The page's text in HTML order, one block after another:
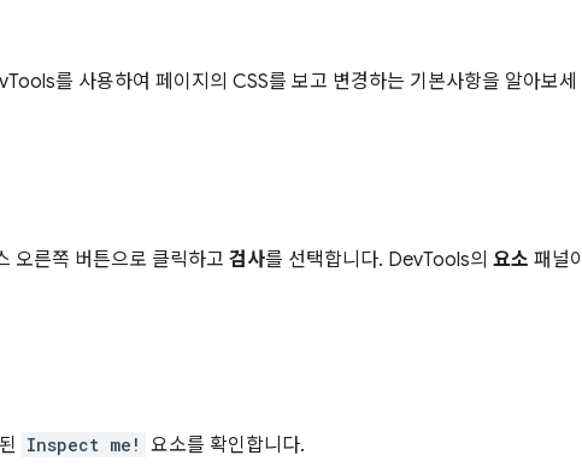
를 사용하여 페이지의 CSS를 보고 변경하는 기본사항을 알아보세
오른쪽 버튼으로 클릭하고 검사를 선택합니다. DevTools의 요소 패널이
Inspect me! 요소를 확인합니다.